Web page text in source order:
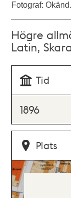
Fotograf: Okänd.
Högre
Latin,
Tid
1896
Plats